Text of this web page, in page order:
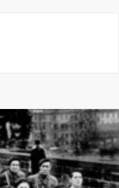
o
o
b
e